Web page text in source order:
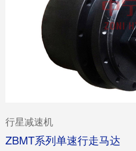
行星减速机
ZBMT系列单速行走马达